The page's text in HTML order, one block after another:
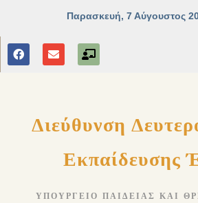
Διεύθυνση
Εκπαίδευσης
ΥΠΟΥΡΓΕΊΟ ΠΑΙΔΕΊΑΣ ΚΑΙ